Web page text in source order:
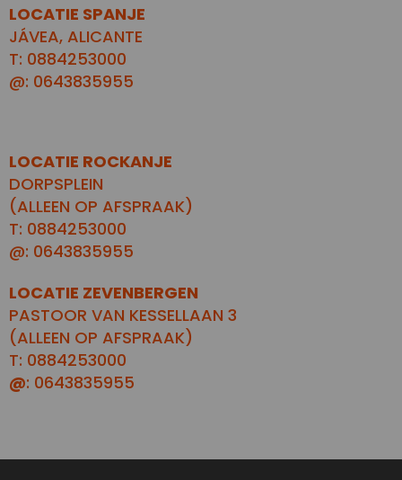
LOCATIE SPANJE
JÁVEA, ALICANTE
T: 0884253000
@: 0643835955
LOCATIE ROCKANJE
DORPSPLEIN
(ALLEEN OP AFSPRAAK)
T: 0884253000
@: 0643835955
LOCATIE ZEVENBERGEN
PASTOOR VAN KESSELLAAN 3
(ALLEEN OP AFSPRAAK)
T: 0884253000
@: 0643835955